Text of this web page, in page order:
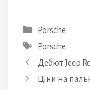
Категорії
Porsche
Позначки
Porsche
Дебют Jeep
Ціни на